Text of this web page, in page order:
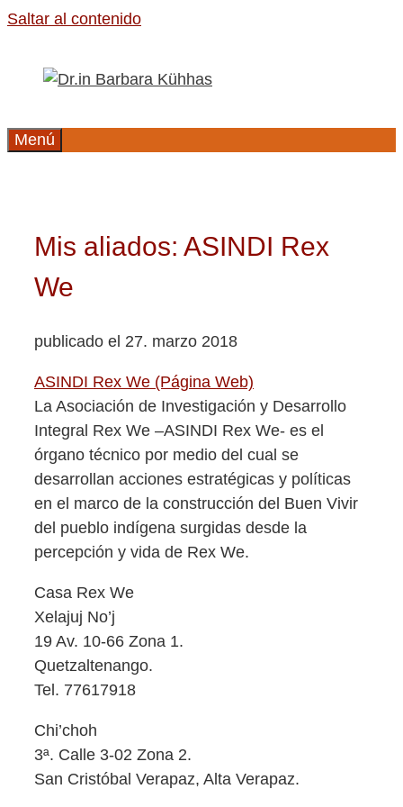
Saltar al contenido
Menú
Mis aliados: ASINDI Rex
We
publicado el 27. marzo 2018
ASINDI Rex We (Página Web)
La Asociación de Investigación y Desarrollo
Integral Rex We –ASINDI Rex We- es el
órgano técnico por medio del cual se
desarrollan acciones estratégicas y políticas
en el marco de la construcción del Buen Vivir
del pueblo indígena surgidas desde la
percepción y vida de Rex We.
Casa Rex We
Xelajuj No’j
19 Av. 10-66 Zona 1.
Quetzaltenango.
Tel. 77617918
Chi’choh
3ª. Calle 3-02 Zona 2.
San Cristóbal Verapaz, Alta Verapaz.